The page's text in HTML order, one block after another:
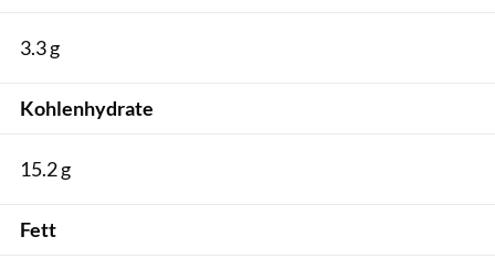
3.3 g
Kohlenhydrate
15.2 g
Fett